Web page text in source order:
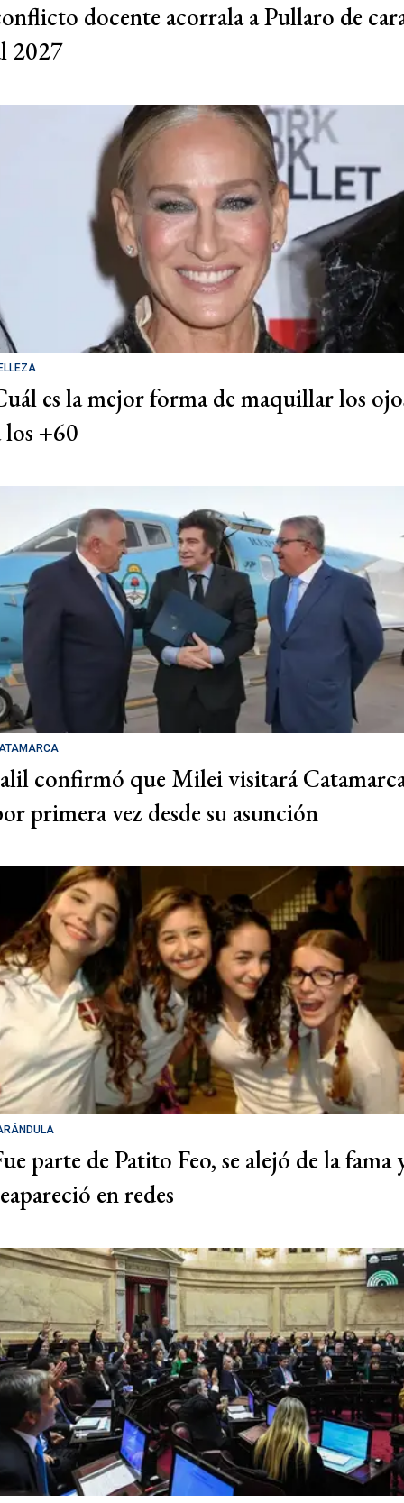
docente acorrala a Pullaro de
2027
es la mejor forma de maquillar los
los +60
confirmó que Milei visitará
primera vez desde su asunción
parte de Patito Feo, se alejó de la fama
en redes